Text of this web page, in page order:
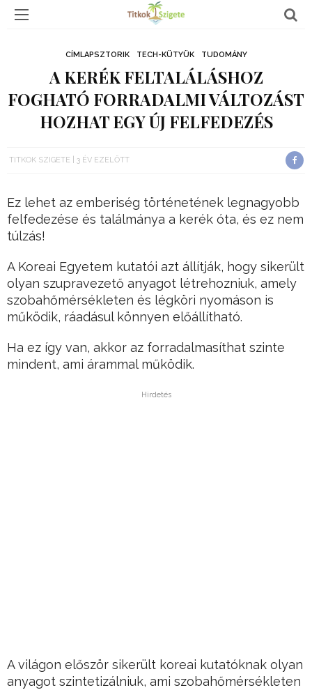
CÍMLAPSZTORIK TECH-KÜTYÜK TUDOMÁNY
A KERÉK FELTALÁLÁSHOZ
FOGHATÓ FORRADALMI VÁLTOZÁST
HOZHAT EGY ÚJ FELFEDEZÉS
TITKOK SZIGETE 3 ÉV EZELŐTT
Ez lehet az emberiség történetének legnagyobb
felfedezése és találmánya a kerék óta, és ez nem
túlzás!
A Koreai Egyetem kutatói azt állítják, hogy sikerült
olyan szupravezető anyagot létrehozniuk, amely
szobahőmérsékleten és légköri nyomáson is
működik, ráadásul könnyen előállítható.
Ha ez így van, akkor az forradalmasíthat szinte
mindent, ami árammal működik.
Hirdetés
A világon először sikerült koreai kutatóknak olyan
anyagot szintetizálniuk, ami szobahőmérsékleten